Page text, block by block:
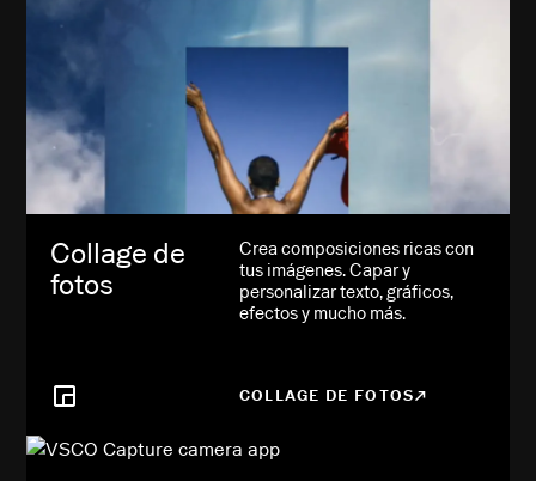
Collage de
fotos
Crea composiciones ricas con
tus imágenes. Capar y
personalizar texto, gráficos,
efectos y mucho más.
COLLAGE DE FOTOS